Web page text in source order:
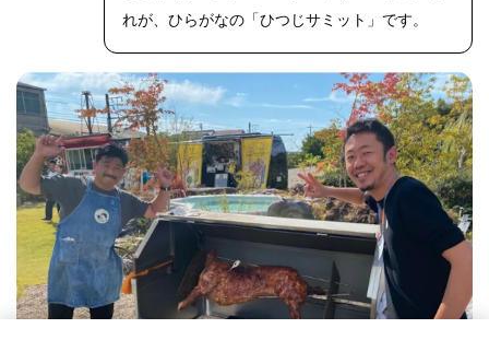
れが、ひらがなの「ひつじサミット」です。